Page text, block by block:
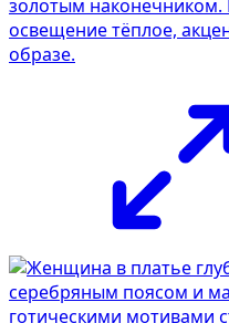
золотым наконечником.
освещение тёплое,
образе.